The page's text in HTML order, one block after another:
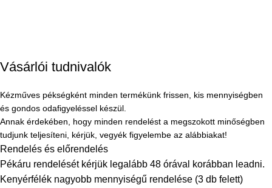
Vásárlói tudnivalók
Kézműves pékségként minden termékünk frissen, kis mennyiségben
és gondos odafigyeléssel készül.
Annak érdekében, hogy minden rendelést a megszokott minőségben
tudjunk teljesíteni, kérjük, vegyék figyelembe az alábbiakat!
Rendelés és előrendelés
Pékáru rendelését kérjük legalább 48 órával korábban leadni.
Kenyérfélék nagyobb mennyiségű rendelése (3 db felett)